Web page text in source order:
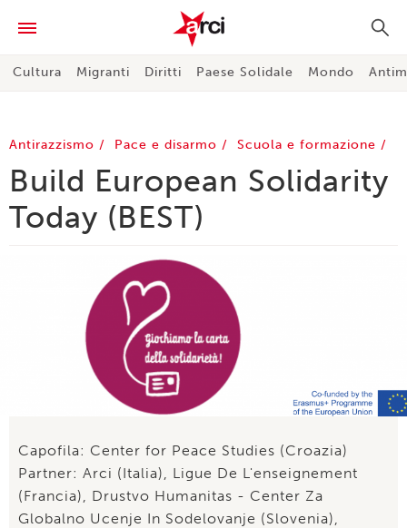
Cultura Migranti Diritti Paese Solidale Mondo
Antirazzismo Pace e disarmo Scuola e formazione
Build European Solidarity
Today (BEST)
Capofila: Center for Peace Studies (Croazia)
Partner: Arci (Italia), Ligue De L'enseignement
(Francia), Drustvo Humanitas - Center Za
Globalno Ucenje In Sodelovanje (Slovenia),